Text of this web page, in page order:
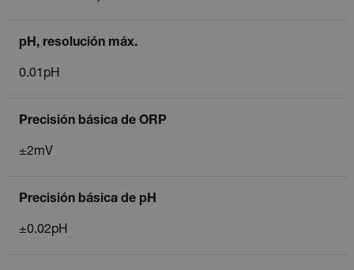
pH, resolución máx.
0.01pH
Precisión básica de ORP
±2mV
Precisión básica de pH
±0.02pH